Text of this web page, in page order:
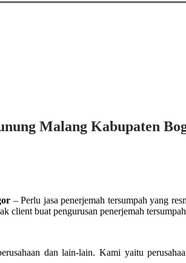
Malang Kabupaten
– Perlu jasa penerjemah tersumpah yang
client buat pengurusan penerjemah
dan lain-lain. Kami yaitu